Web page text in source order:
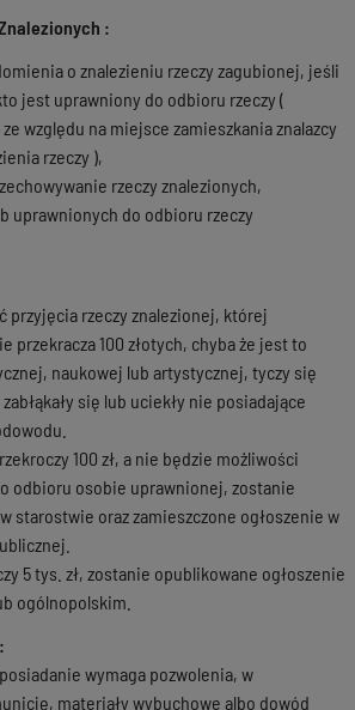
:
o znalezieniu rzeczy zagubionej, jeśli
jest uprawniony do odbioru rzeczy (
względu na miejsce zamieszkania znalazcy
rzeczy ),
rzeczy znalezionych,
uprawnionych do odbioru rzeczy
przyjęcia rzeczy znalezionej, której
przekracza 100 złotych, chyba że jest to
naukowej lub artystycznej, tyczy się
się lub uciekły nie posiadające
100 zł, a nie będzie możliwości
odbioru osobie uprawnionej, zostanie
starostwie oraz zamieszczone ogłoszenie w
5 tys. zł, zostanie opublikowane ogłoszenie
ogólnopolskim.
wymaga pozwolenia, w
materiały wybuchowe albo dowód